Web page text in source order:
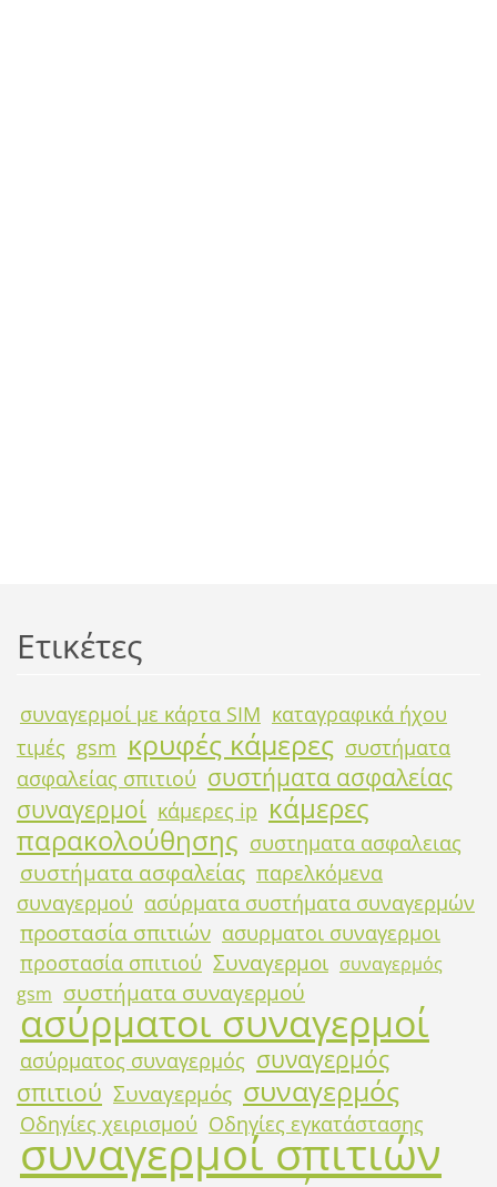
Ετικέτες
συναγερμοί με κάρτα SIM καταγραφικά ήχου
τιμές gsm κρυφές κάμερες συστήματα
ασφαλείας σπιτιού συστήματα ασφαλείας
συναγερμοί κάμερες ip κάμερες
παρακολούθησης συστηματα ασφαλειας
συστήματα ασφαλείας παρελκόμενα
συναγερμού ασύρματα συστήματα συναγερμών
προστασία σπιτιών ασυρματοι συναγερμοι
προστασία σπιτιού Συναγερμοι συναγερμός
gsm συστήματα συναγερμού
ασύρματοι συναγερμοί
ασύρματος συναγερμός συναγερμός
σπιτιού Συναγερμός συναγερμός
Οδηγίες χειρισμού Οδηγίες εγκατάστασης
συναγερμοί σπιτιών